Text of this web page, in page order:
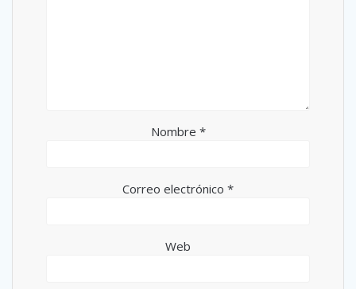
Nombre *
Correo electrónico *
Web